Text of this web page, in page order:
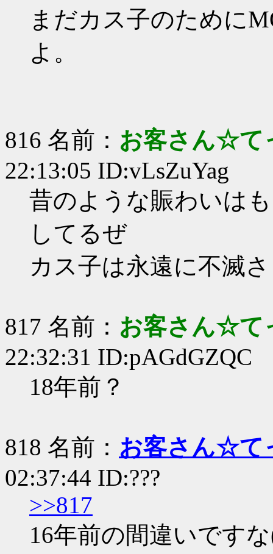
まだカス子のために
よ。
816 名前： お客さん☆て
22:13:05 ID:vLsZuYag
昔のような賑わいは
してるぜ
カス子は永遠に不滅さ
817 名前： お客さん☆て
22:32:31 ID:pAGdGZQC
18年前？
818 名前： お客さん☆て
02:37:44 ID:???
>>817
16年前の間違いです